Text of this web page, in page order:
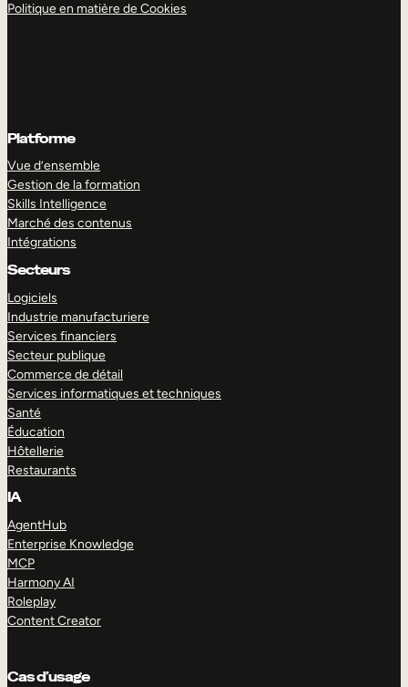
Politique en matière de Cookies
Platforme
Vue d’ensemble
Gestion de la formation
Skills Intelligence
Marché des contenus
Intégrations
Secteurs
Logiciels
Industrie manufacturiere
Services financiers
Secteur publique
Commerce de détail
Services informatiques et techniques
Santé
Éducation
Hôtellerie
Restaurants
IA
AgentHub
Enterprise Knowledge
MCP
Harmony AI
Roleplay
Content Creator
Cas d’usage